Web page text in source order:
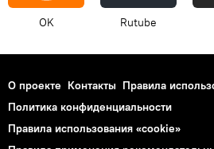
OK Rutube
О проекте Контакты Правила
Политика конфиденциальности
Правила использования «cookie»